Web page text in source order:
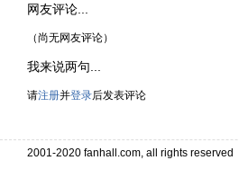
网友评论...
（尚无网友评论）
我来说两句...
请注册并登录后发表评论
2001-2020 fanhall.com, all rights reserved